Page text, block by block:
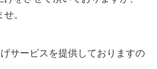
。
サービスを提供しておりますの